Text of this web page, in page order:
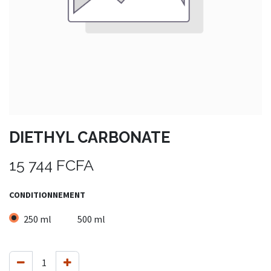
DIETHYL CARBONATE
15 744 FCFA
CONDITIONNEMENT
250 ml 500 ml